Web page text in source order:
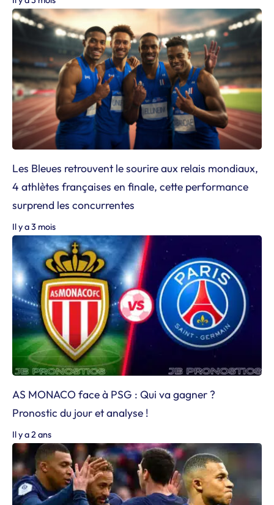
Les Bleues retrouvent le sourire aux relais mondiaux,
4 athlètes françaises en finale, cette performance
surprend les concurrentes
Il y a 3 mois
AS MONACO face à PSG : Qui va gagner ?
Pronostic du jour et analyse !
Il y a 2 ans